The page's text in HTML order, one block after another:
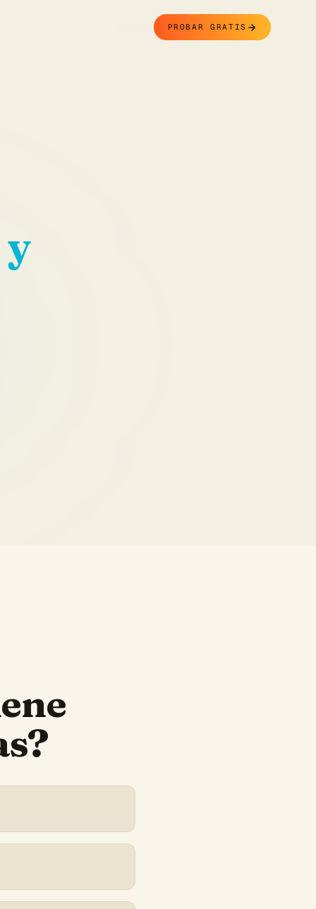
PROBAR GRATIS